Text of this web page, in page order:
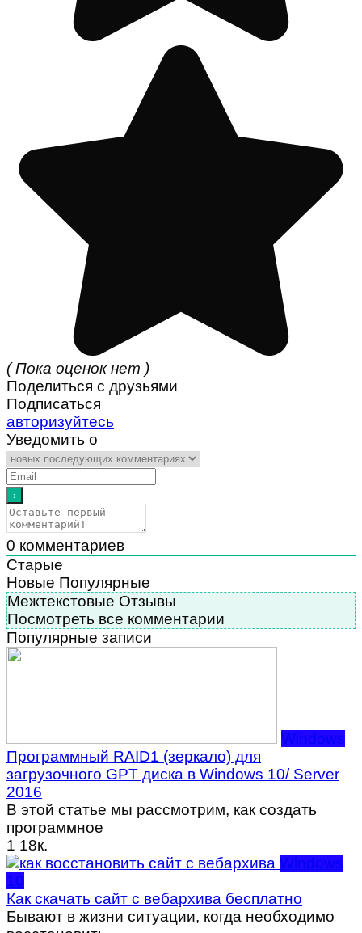
( Пока оценок нет )
Поделиться с друзьями
Подписаться
авторизуйтесь
Уведомить о
0 комментариев
Старые
Новые Популярные
Межтекстовые Отзывы
Посмотреть все комментарии
Популярные записи
Windows
Программный RAID1 (зеркало) для
загрузочного GPT диска в Windows 10/ Server
2016
В этой статье мы рассмотрим, как создать
программное
1 18к.
Windows
10
Как скачать сайт с вебархива бесплатно
Бывают в жизни ситуации, когда необходимо